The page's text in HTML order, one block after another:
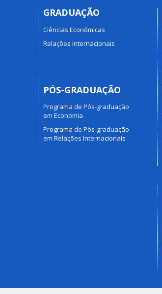
GRADUAÇÃO
Ciências Econômicas
Relações Internacionais
PÓS-GRADUAÇÃO
Programa de Pós-graduação
em Economia
Programa de Pós-graduação
em Relações Internacionais